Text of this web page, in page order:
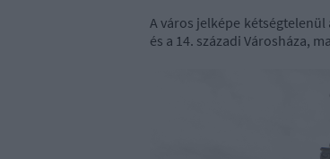
A város jelképe
és a 14. századi Városháza,